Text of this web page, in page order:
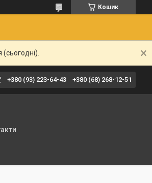
Кошик
+380 (93) 223-64-43 +380 (68) 268-12-51